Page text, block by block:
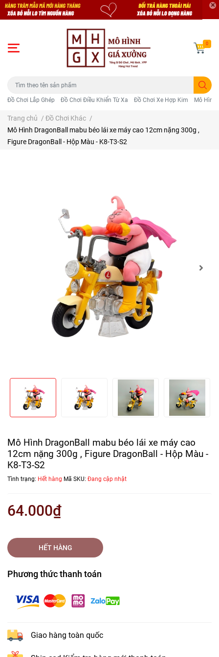
Đồ Chơi Lắp Ghép Đồ Chơi Điều Khiển Từ Xa Đồ Chơi Xe Hợp Kim Mô Hình
0
Trang chủ / Đồ Chơi Khác /
Mô Hình DragonBall mabu béo lái xe máy cao 12cm nặng 300g ,
Figure DragonBall - Hộp Màu - K8-T3-S2
Mô Hình DragonBall mabu béo lái xe máy cao
12cm nặng 300g , Figure DragonBall - Hộp Màu -
K8-T3-S2
Tình trạng: Hết hàng Mã SKU: Đang cập nhật
64.000₫
HẾT HÀNG
Phương thức thanh toán
Giao hàng toàn quốc